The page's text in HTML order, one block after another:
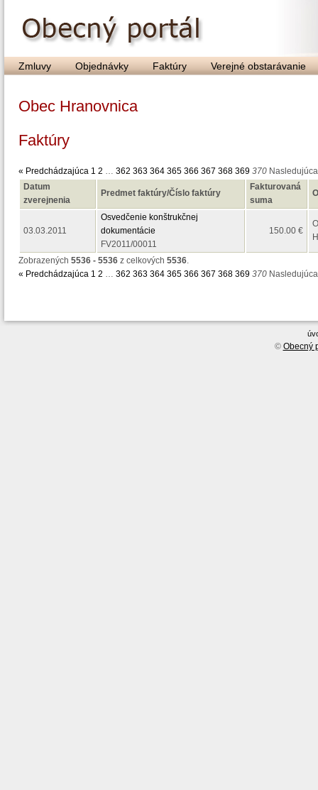
Zmluvy Objednávky Faktúry Verejné obstarávanie
Obec Hranovnica
Faktúry
« Predchádzajúca 1 2 … 362 363 364 365 366 367 368 369 370
Datum
zverejnenia
Predmet faktúry/Číslo faktúry
Fakturovaná
suma
03.03.2011
Osvedčenie konštrukčnej
dokumentácie
FV2011/00011
150.00 €
Zobrazených 5536 - 5536 z celkových 5536.
« Predchádzajúca 1 2 … 362 363 364 365 366 367 368 369 370
© Obecný